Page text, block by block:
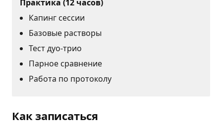
Практика (12 часов)
Капинг сессии
Базовые растворы
Тест дуо-трио
Парное сравнение
Работа по протоколу
Как записаться